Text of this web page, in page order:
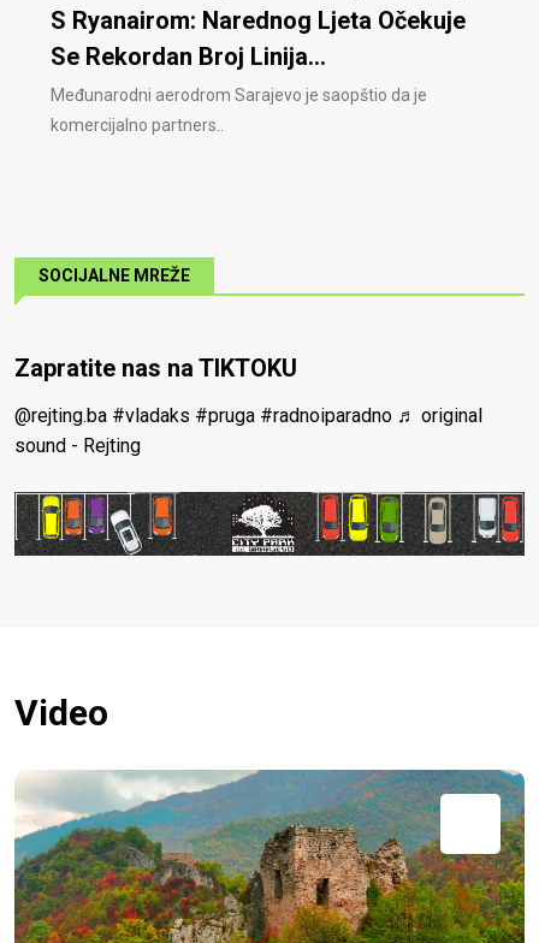
S Ryanairom: Narednog Ljeta Očekuje
Se Rekordan Broj Linija...
Međunarodni aerodrom Sarajevo je saopštio da je
komercijalno partners..
SOCIJALNE MREŽE
Zapratite nas na TIKTOKU
@rejting.ba #vladaks #pruga #radnoiparadno ♬ original
sound - Rejting
Video